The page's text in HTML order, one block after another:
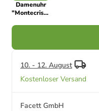
Damenuhr
"Montecristo
0521V13" in
10. - 12. August
Kostenloser Versand
Facett GmbH